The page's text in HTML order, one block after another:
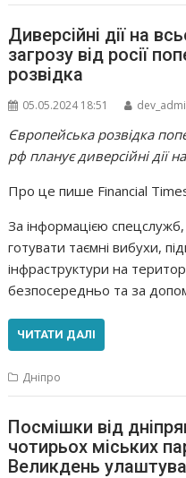
Диверсійні дії на
загрозу від росії
розвідка
05.05.2024 18:51
Європейська розвідка
рф планує диверсійні дії
Про це пише Financial
За інформацією
готувати таємні вибухи,
інфраструктури на
безпосередньо та за
ЧИТАТИ ДАЛІ
Дніпро
Посмішки від
чотирьох міських
Великдень